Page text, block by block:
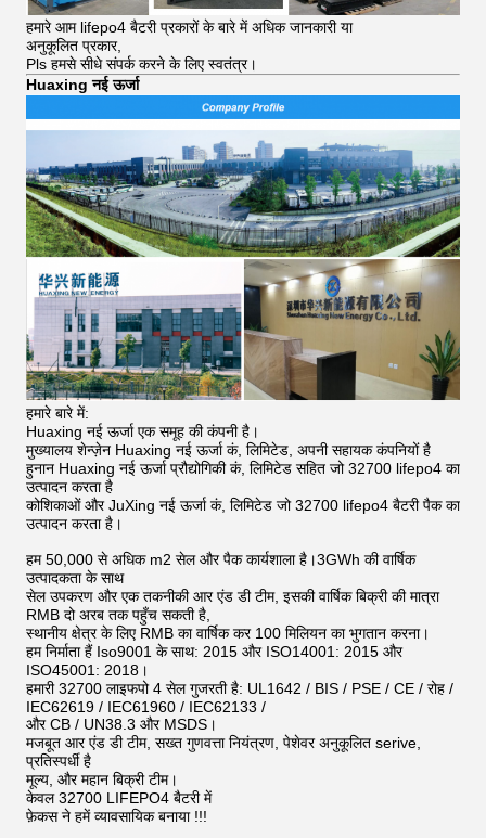
हमारे आम lifepo4 बैटरी प्रकारों के बारे में अधिक जानकारी या
अनुकूलित प्रकार,
Pls हमसे सीधे संपर्क करने के लिए स्वतंत्र।
Huaxing नई ऊर्जा
हमारे बारे में:
Huaxing नई ऊर्जा एक समूह की कंपनी है।
मुख्यालय शेन्ज़ेन Huaxing नई ऊर्जा कं, लिमिटेड, अपनी सहायक कंपनियों है
हुनान Huaxing नई ऊर्जा प्रौद्योगिकी कं, लिमिटेड सहित जो 32700 lifepo4 का
उत्पादन करता है
कोशिकाओं और JuXing नई ऊर्जा कं, लिमिटेड जो 32700 lifepo4 बैटरी पैक का
उत्पादन करता है।
हम 50,000 से अधिक m2 सेल और पैक कार्यशाला है।3GWh की वार्षिक
उत्पादकता के साथ
सेल उपकरण और एक तकनीकी आर एंड डी टीम, इसकी वार्षिक बिक्री की मात्रा
RMB दो अरब तक पहुँच सकती है,
स्थानीय क्षेत्र के लिए RMB का वार्षिक कर 100 मिलियन का भुगतान करना।
हम निर्माता हैं Iso9001 के साथ: 2015 और ISO14001: 2015 और
ISO45001: 2018।
हमारी 32700 लाइफपो 4 सेल गुजरती है: UL1642 / BIS / PSE / CE / रोह /
IEC62619 / IEC61960 / IEC62133 /
और CB / UN38.3 और MSDS।
मजबूत आर एंड डी टीम, सख्त गुणवत्ता नियंत्रण, पेशेवर अनुकूलित serive,
प्रतिस्पर्धी है
मूल्य, और महान बिक्री टीम।
केवल 32700 LIFEPO4 बैटरी में
फ़ेकस ने हमें व्यावसायिक बनाया !!!